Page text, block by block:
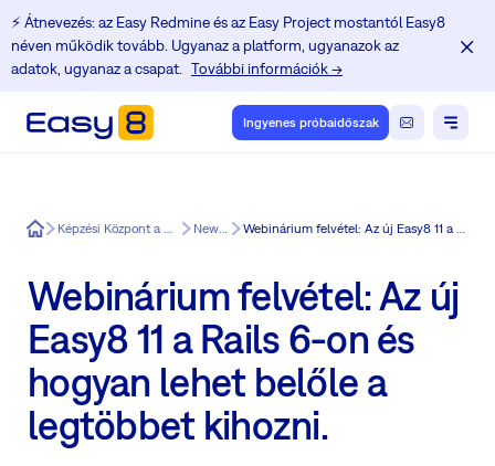
⚡️ Átnevezés: az Easy Redmine és az Easy Project mostantól Easy8
néven működik tovább. Ugyanaz a platform, ugyanazok az
adatok, ugyanaz a csapat.
További információk →
Ingyenes próbaidőszak
Easy8 Képzési Központ a Redmine felhasználók számára News in Easy8 Webinárium felvétel: Az új Easy8 11 a Rails 6-on és hogyan lehet belőle a legtöbbet kihozni.
Webinárium felvétel: Az új
Easy8 11 a Rails 6-on és
hogyan lehet belőle a
legtöbbet kihozni.